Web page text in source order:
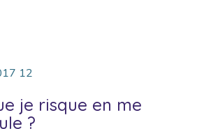
12
je risque en me
?